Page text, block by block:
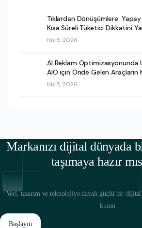
Tıklardan Dönüşümlere:
Kısa Süreli Tüketici Dikkatini
Nis 8, 2026
AI Reklam Optimizasyonunda
AIO için Önde Gelen Araçların
Nis 5, 2026
Markanızı dijital dünyada
taşımaya hazır
Veri, tasarım ve teknolojiye dayalı güçlü bir
kurun.
Başlayın